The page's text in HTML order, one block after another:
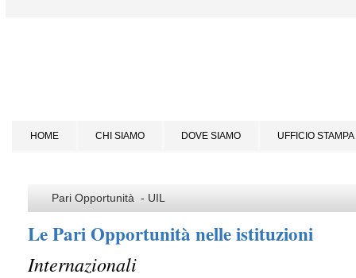
HOME CHI SIAMO DOVE SIAMO UFFICIO STAMPA
Pari Opportunità - UIL
Le Pari Opportunità nelle istituzioni
Internazionali